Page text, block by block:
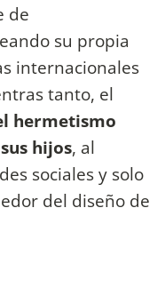
de
su propia
internacionales
tanto, el
hermetismo
hijos, al
sociales y solo
del diseño de